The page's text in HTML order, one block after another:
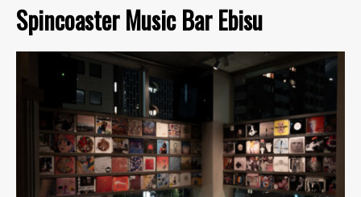
Spincoaster Music Bar Ebisu